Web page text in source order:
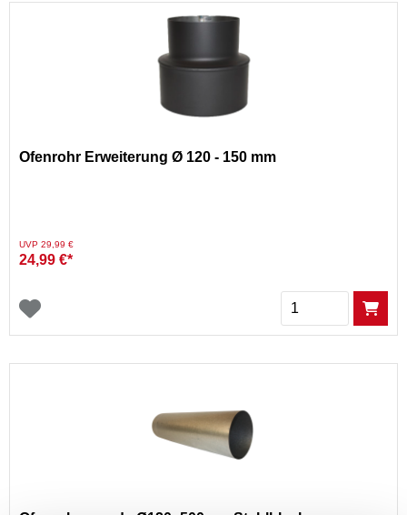
Ofenrohr Erweiterung Ø 120 - 150 mm
Preis reduziert von
UVP 29,99 €auf
24,99 €*
Menge